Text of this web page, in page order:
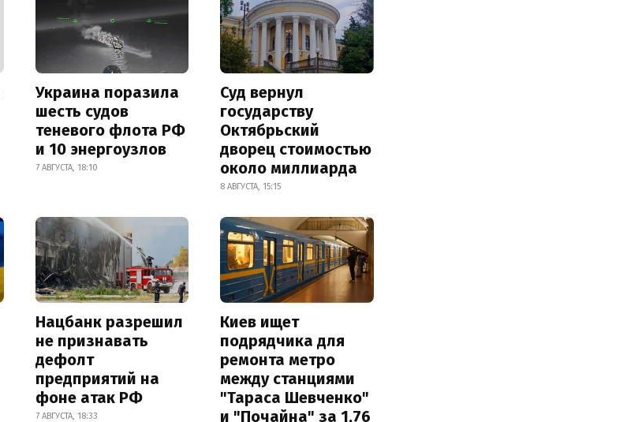
Украина поразила
шесть судов
теневого флота РФ
и 10 энергоузлов
7 АВГУСТА, 18:10
Суд вернул
государству
Октябрьский
дворец стоимостью
около миллиарда
8 АВГУСТА, 15:15
Нацбанк разрешил
не признавать
дефолт
предприятий на
фоне атак РФ
7 АВГУСТА, 18:33
Киев ищет
подрядчика для
ремонта метро
между станциями
"Тараса Шевченко"
и "Почайна" за 1,76